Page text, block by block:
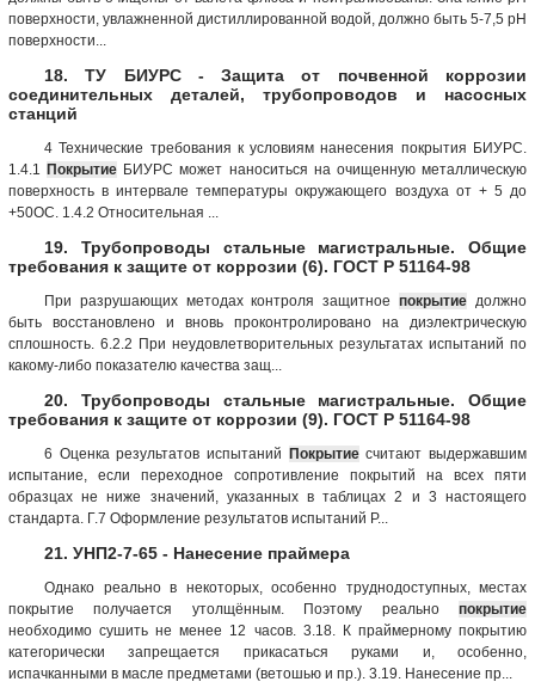
поверхности, увлажненной дистиллированной водой, должно быть 5-7,5 рН
поверхности...
18. ТУ БИУРС - Защита от почвенной коррозии
соединительных деталей, трубопроводов и насосных
станций
4 Технические требования к условиям нанесения покрытия БИУРС.
1.4.1Покрытие БИУРС может наноситься на очищенную металлическую
поверхность в интервале температуры окружающего воздуха от + 5 до
+50ОС. 1.4.2 Относительная ...
19. Трубопроводы стальные магистральные. Общие
требования к защите от коррозии (6). ГОСТ Р 51164-98
При разрушающих методах контроля защитноепокрытие должно
быть восстановлено и вновь проконтролировано на диэлектрическую
сплошность. 6.2.2 При неудовлетворительных результатах испытаний по
какому-либо показателю качества защ...
20. Трубопроводы стальные магистральные. Общие
требования к защите от коррозии (9). ГОСТ Р 51164-98
6 Оценка результатов испытаний Покрытиесчитают выдержавшим
испытание, если переходное сопротивление покрытий на всех пяти
образцах не ниже значений, указанных в таблицах 2 и 3 настоящего
стандарта. Г.7 Оформление результатов испытаний Р...
21. УНП2-7-65 - Нанесение праймера
Однако реально в некоторых, особенно труднодоступных, местах
покрытие получается утолщённым. Поэтому реально покрытие
необходимо сушить не менее 12 часов. 3.18. К праймерному покрытию
категорически запрещается прикасаться руками и, особенно,
испачканными в масле предметами (ветошью и пр.). 3.19. Нанесение пр...